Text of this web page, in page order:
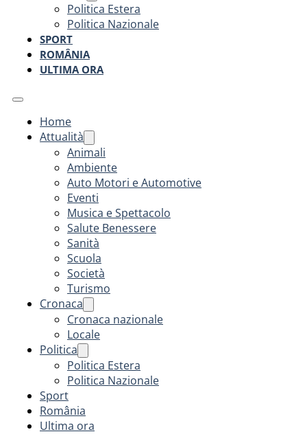
Politica Estera
Politica Nazionale
SPORT
ROMÂNIA
ULTIMA ORA
Home
Attualità
Animali
Ambiente
Auto Motori e Automotive
Eventi
Musica e Spettacolo
Salute Benessere
Sanità
Scuola
Società
Turismo
Cronaca
Cronaca nazionale
Locale
Politica
Politica Estera
Politica Nazionale
Sport
România
Ultima ora